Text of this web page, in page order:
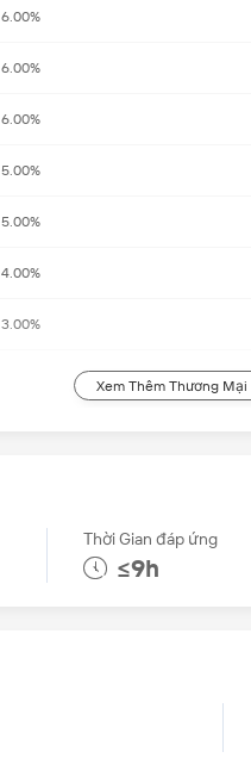
6.00%
6.00%
6.00%
5.00%
5.00%
4.00%
3.00%
Xem Thêm Thương Mại
Thời Gian đáp ứng
≤9h